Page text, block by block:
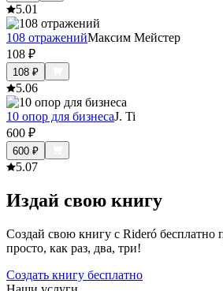
5.01
108 отраженийМаксим Мейстер
108 ₽
108 ₽
5.06
10 опор для бизнесаJ. Ti
600 ₽
600 ₽
5.07
Издай свою книгу
Создай свою книгу с Rideró бесплатно
просто, как раз, два, три!
Создать книгу бесплатно